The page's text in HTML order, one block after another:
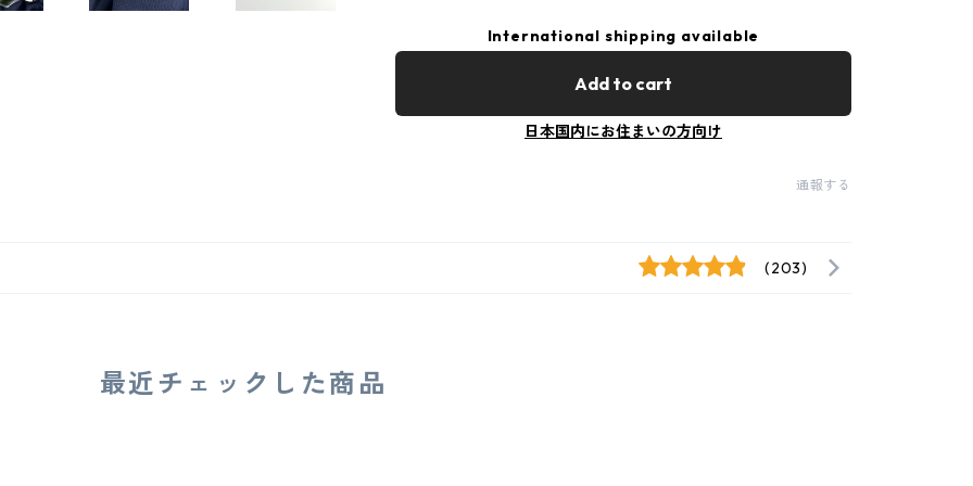
International shipping available
Add to cart
日本国内にお住まいの方向け
通報する
(203)
最近チェックした商品